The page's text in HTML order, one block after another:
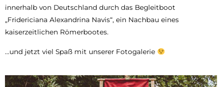
innerhalb von Deutschland durch das Begleitboot
„Fridericiana Alexandrina Navis“, ein Nachbau eines
kaiserzeitlichen Römerbootes.
…und jetzt viel Spaß mit unserer Fotogalerie